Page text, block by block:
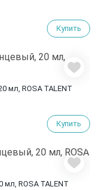
Купить
мл, ROSA TALENT
Купить
ROSA TALENT